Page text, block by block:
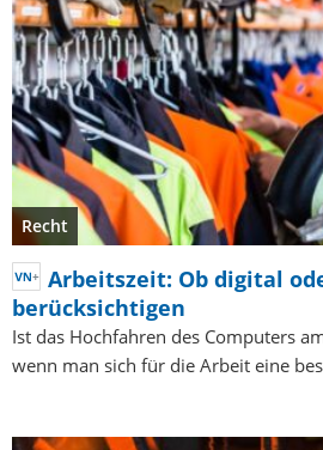
Recht
Arbeitszeit: Ob digital
berücksichtigen
Ist das Hochfahren des Computers
wenn man sich für die Arbeit eine